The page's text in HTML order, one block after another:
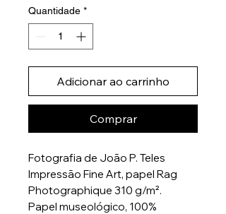
Quantidade *
Adicionar ao carrinho
Comprar
Fotografia de João P. Teles
Impressão Fine Art, papel Rag
Photographique 310 g/m².
Papel museológico, 100%